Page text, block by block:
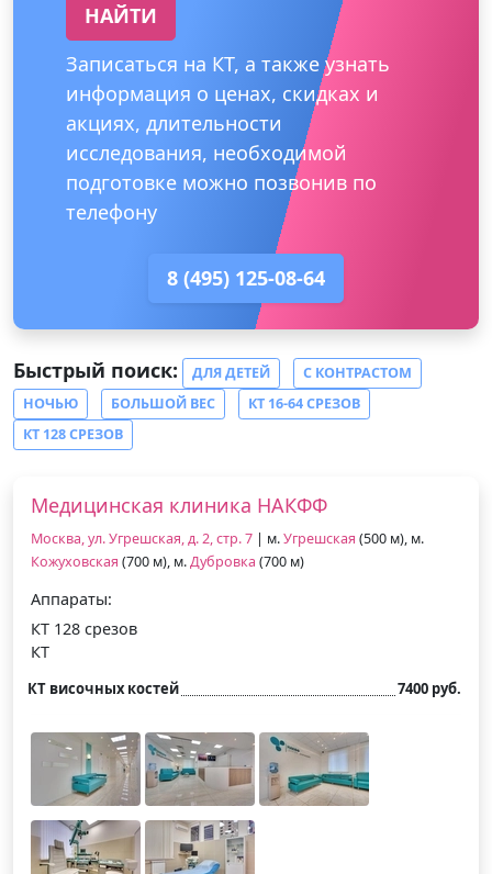
НАЙТИ
Записаться на КТ, а также узнать
информация о ценах, скидках и
акциях, длительности
исследования, необходимой
подготовке можно позвонив по
телефону
8 (495) 125-08-64
Быстрый поиск: ДЛЯ ДЕТЕЙ
С КОНТРАСТОМ
НОЧЬЮ
БОЛЬШОЙ ВЕС
КТ 16-64 СРЕЗОВ
КТ 128 СРЕЗОВ
Медицинская клиника НАКФФ
Москва, ул. Угрешская, д. 2, стр. 7 | м.Угрешская (500 м), м.
Кожуховская (700 м), м.Дубровка (700 м)
Аппараты:
КТ 128 срезов
КТ
КТ височных костей 7400 руб.